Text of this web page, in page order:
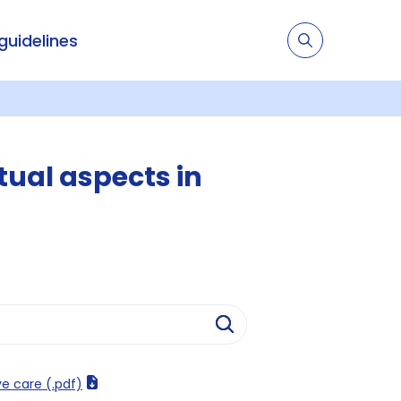
aspects in
care (.pdf)